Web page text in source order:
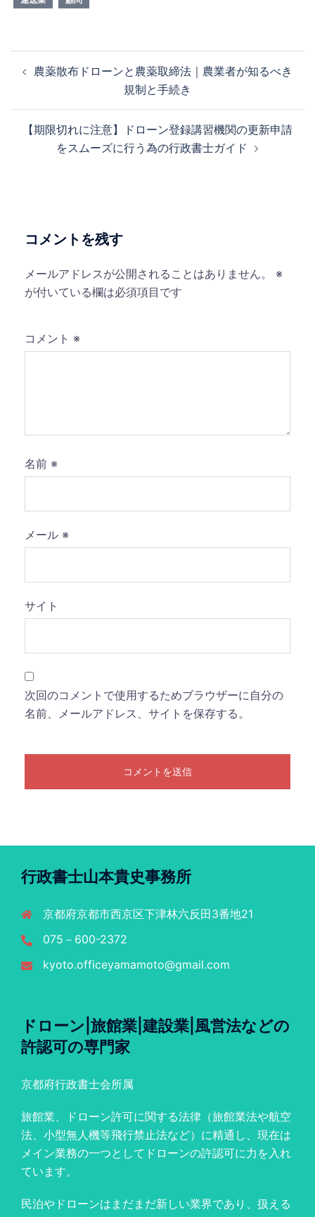
稿 農薬散布ドローンと農薬取締法｜農業者が知るべき
規制と手続き
【期限切れに注意】ドローン登録講習機関の更新申請
をスムーズに行う為の行政書士ガイド
コメントを残す
メールアドレスが公開されることはありません。
※
が付いている欄は必須項目です
コメント ※
名前 ※
メール ※
サイト
次回のコメントで使用するためブラウザーに自分の
名前、メールアドレス、サイトを保存する。
行政書士山本貴史事務所
京都府京都市西京区下津林六反田3番地21
075－600-2372
kyoto.officeyamamoto@gmail.com
ドローン|旅館業|建設業|風営法などの
許認可の専門家
京都府行政書士会所属
旅館業、ドローン許可に関する法律（旅館業法や航空
法、小型無人機等飛行禁止法など）に精通し、現在は
メイン業務の一つとしてドローンの許認可に力を入れ
ています。
民泊やドローンはまだまだ新しい業界であり、扱える